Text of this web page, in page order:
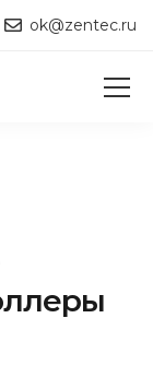
ok@zentec.ru